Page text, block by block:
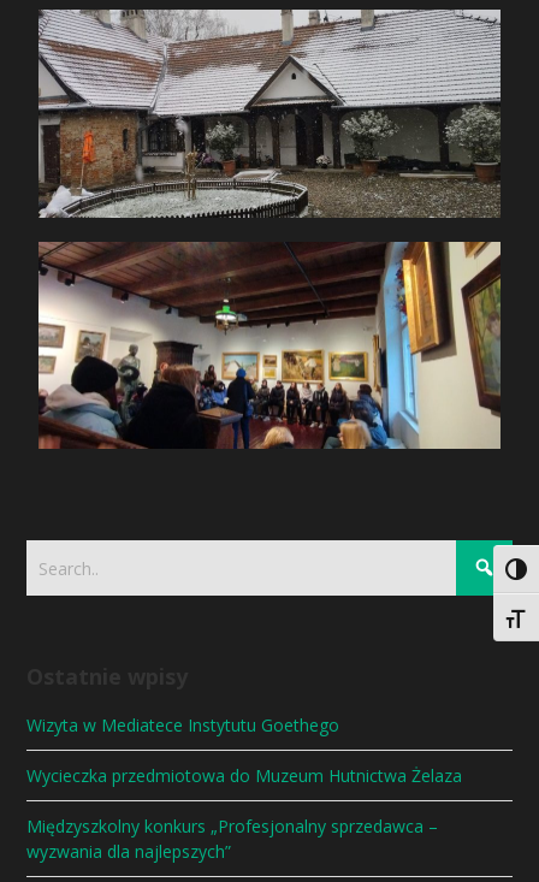
Wizyta w Mediatece Instytutu Goethego
Wycieczka przedmiotowa do Muzeum Hutnictwa Żelaza
Międzyszkolny konkurs „Profesjonalny sprzedawca –
wyzwania dla najlepszych”